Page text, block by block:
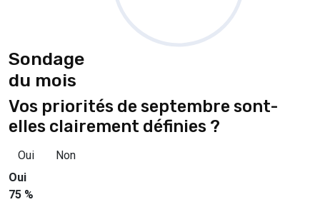
Sondage
du mois
Vos priorités de septembre sont-
elles clairement définies ?
Oui
Non
Oui
75 %